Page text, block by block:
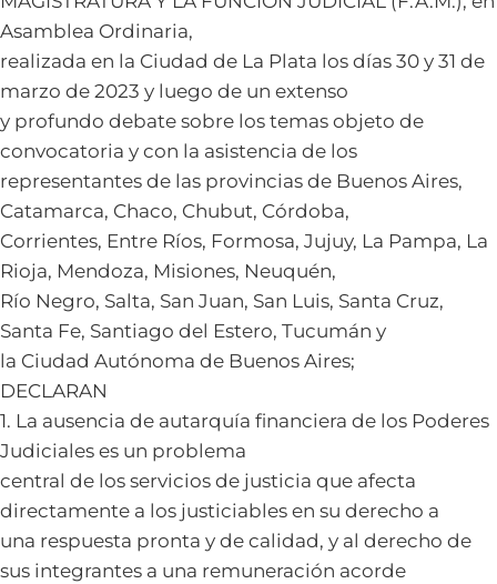
Asamblea Ordinaria,
realizada en la Ciudad de La Plata los días 30 y 31 de
marzo de 2023 y luego de un extenso
y profundo debate sobre los temas objeto de
convocatoria y con la asistencia de los
representantes de las provincias de Buenos Aires,
Catamarca, Chaco, Chubut, Córdoba,
Corrientes, Entre Ríos, Formosa, Jujuy, La Pampa, La
Rioja, Mendoza, Misiones, Neuquén,
Río Negro, Salta, San Juan, San Luis, Santa Cruz,
Santa Fe, Santiago del Estero, Tucumán y
la Ciudad Autónoma de Buenos Aires;
DECLARAN
1. La ausencia de autarquía financiera de los Poderes
Judiciales es un problema
central de los servicios de justicia que afecta
directamente a los justiciables en su derecho a
una respuesta pronta y de calidad, y al derecho de
sus integrantes a una remuneración acorde